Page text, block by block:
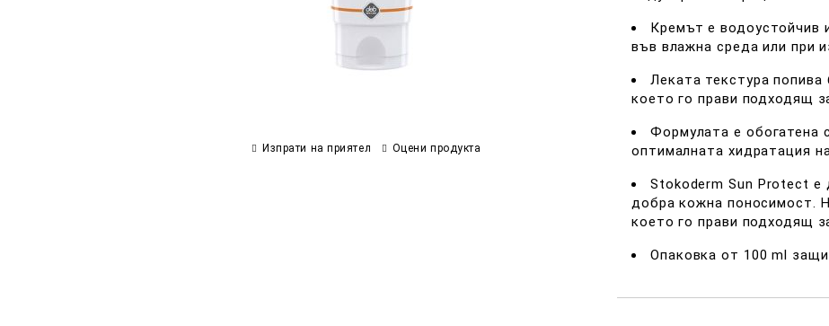
Кремът е водоустойчив
във влажна среда или при
Леката текстура
което го прави подходящ
Формулата е обогатена
оптималната хидратация
Stokoderm Sun Protect е
добра кожна поносимост.
което го прави подходящ
Опаковка от 100 ml
Изпрати на приятел Оцени продукта